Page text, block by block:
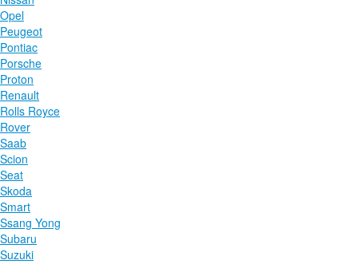
Opel
Peugeot
Pontiac
Porsche
Proton
Renault
Rolls Royce
Rover
Saab
Scion
Seat
Skoda
Smart
Ssang Yong
Subaru
Suzuki